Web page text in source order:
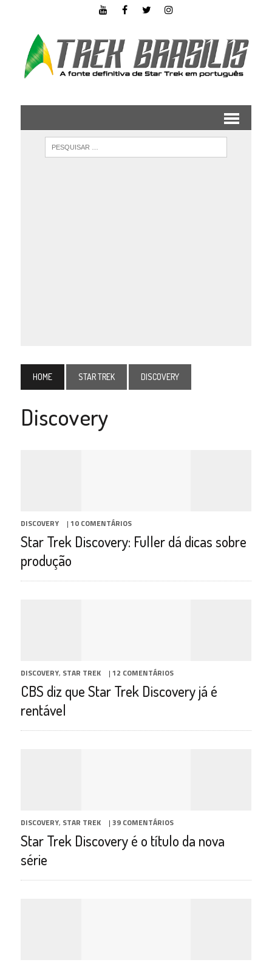
HOME STAR TREK DISCOVERY
Discovery
DISCOVERY | 10 COMENTÁRIOS
Star Trek Discovery: Fuller dá dicas sobre
produção
DISCOVERY, STAR TREK | 12 COMENTÁRIOS
CBS diz que Star Trek Discovery já é
rentável
DISCOVERY, STAR TREK | 39 COMENTÁRIOS
Star Trek Discovery é o título da nova
série